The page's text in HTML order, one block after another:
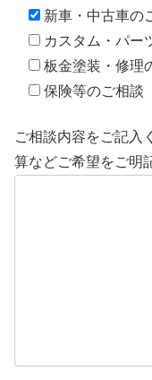
新車・中古車の
カスタム・パー
板金塗装・修理
保険等のご相談
ご相談内容をご記入
算などご希望をご明